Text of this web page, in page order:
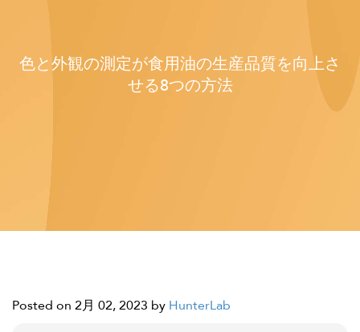
色と外観の測定が食用油の生産品質を向上さ
せる8つの方法
Posted on 2月 02, 2023 by HunterLab